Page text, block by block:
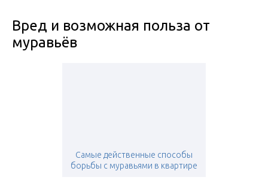
Вред и возможная польза от
муравьёв
Самые действенные способы
борьбы с муравьями в квартире